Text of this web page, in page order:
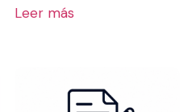
Leer más